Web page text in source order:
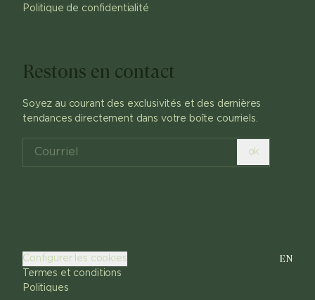
Politique de confidentialité
Restons en contact
Soyez au courant des exclusivités et des dernières
tendances directement dans votre boîte courriels.
ok
Configurer les cookies
Termes et conditions
Politiques
EN